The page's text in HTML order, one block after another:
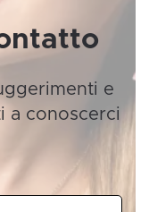
e
a conoscerci